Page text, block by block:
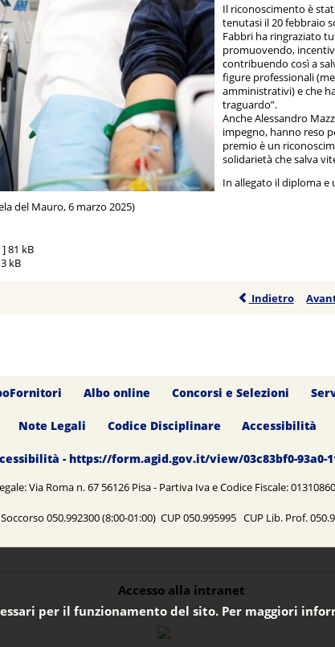
Il riconoscimento è
tenutasi il 20 febbraio
Fabbri ha ringraziato
promuovendo,
contribuendo così a
figure professionali
amministrativi) e che
traguardo”.
Anche Alessandro
impegno, hanno reso
premio è un
solidarietà che salva
In allegato il diploma e
del Mauro, 6 marzo 2025)
]81 kB
kB
Indietro
Albo online Concorsi e Selezioni
Note Legali Codice Disciplinare Accessibilità
- https://form.agid.gov.it/view/03c83bf0-93a0-
Via Roma n. 67 56126 Pisa - Partiva Iva e Codice Fiscale:
050.992300 (8:00-01:00) CUP 050.995995 CUP Lib. Prof.
Accesso alla intranet
per il funzionamento del sito. Per maggiori